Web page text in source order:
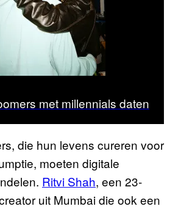
met millennials daten
die hun levens cureren voor
moeten digitale
Ritvi Shah, een 23-
uit Mumbai die ook een